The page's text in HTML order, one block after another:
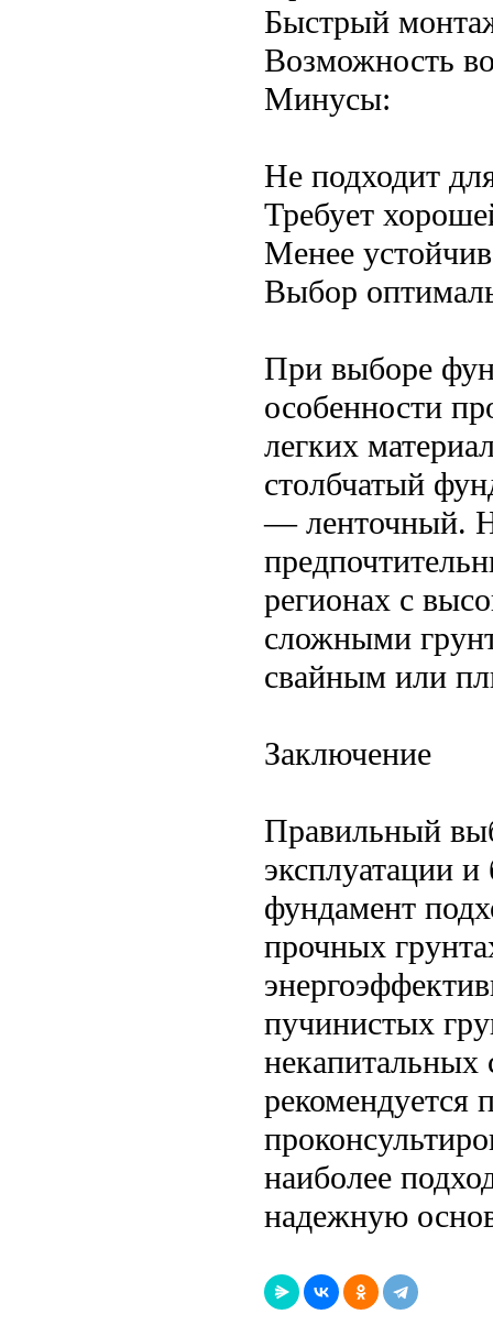
Быстрый
Возможность
Минусы:
Не подходит
Требует
Менее
Выбор
При выборе
особенности
легких
столбчатый
— ленточный.
регионах с
сложными
свайным или
Заключение
Правильный
эксплуатации
фундамент
прочных
пучинистых
некапитальных
рекомендуется
наиболее
надежную